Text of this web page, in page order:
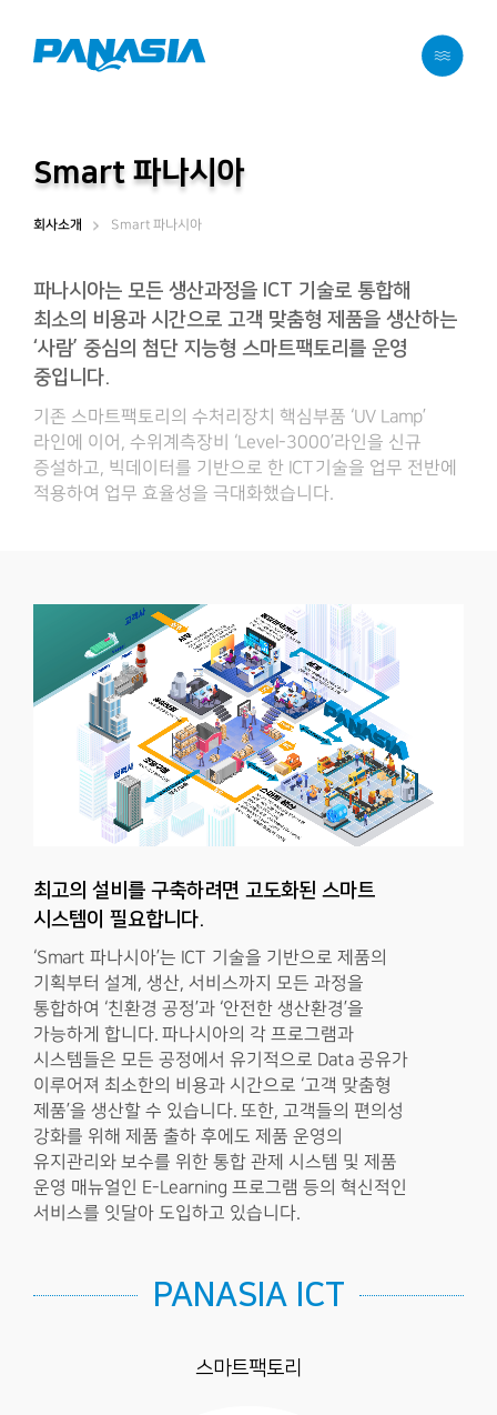
Smart 파나시아
회사소개 Smart 파나시아
파나시아는 모든 생산과정을 ICT 기술로 통합해
최소의 비용과 시간으로 고객 맞춤형 제품을 생산하는
‘사람’ 중심의 첨단 지능형 스마트팩토리를 운영
중입니다.
기존 스마트팩토리의 수처리장치 핵심부품 ‘UV Lamp’
라인에 이어, 수위계측장비 ‘Level-3000’라인을 신규
증설하고, 빅데이터를 기반으로 한 ICT기술을 업무 전반에
적용하여 업무 효율성을 극대화했습니다.
최고의 설비를 구축하려면 고도화된 스마트
시스템이 필요합니다.
‘Smart 파나시아’는 ICT 기술을 기반으로 제품의
기획부터 설계, 생산, 서비스까지 모든 과정을
통합하여 ‘친환경 공정’과 ‘안전한 생산환경’을
가능하게 합니다. 파나시아의 각 프로그램과
시스템들은 모든 공정에서 유기적으로 Data 공유가
이루어져 최소한의 비용과 시간으로 ‘고객 맞춤형
제품’을 생산할 수 있습니다. 또한, 고객들의 편의성
강화를 위해 제품 출하 후에도 제품 운영의
유지관리와 보수를 위한 통합 관제 시스템 및 제품
운영 매뉴얼인 E-Learning 프로그램 등의 혁신적인
서비스를 잇달아 도입하고 있습니다.
PANASIA ICT
스마트팩토리